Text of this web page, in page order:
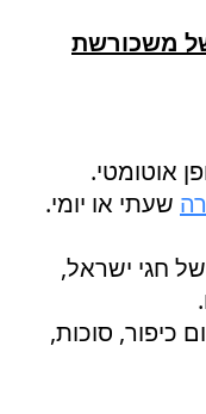
משכורשת
אוטומטי.
שעתי או יומי.
חגי ישראל,
השנה 2 ימים, יום כיפור, סוכות,